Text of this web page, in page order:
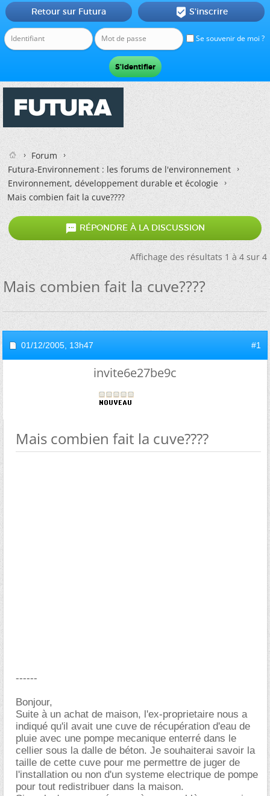
Se souvenir de moi ?
Retour sur Futura  S'inscrire
Forum
Futura-Environnement : les forums de l'environnement
Environnement, développement durable et écologie
Mais combien fait la cuve????
 RÉPONDRE À LA DISCUSSION
Affichage des résultats 1 à 4 sur 4
Mais combien fait la cuve????
01/12/2005, 13h47 #1
invite6e27be9c
Mais combien fait la cuve????
------
Bonjour,
Suite à un achat de maison, l'ex-proprietaire nous a
indiqué qu'il avait une cuve de récupération d'eau de
pluie avec une pompe mecanique enterré dans le
cellier sous la dalle de béton. Je souhaiterai savoir la
taille de cette cuve pour me permettre de juger de
l'installation ou non d'un systeme electrique de pompe
pour tout redistribuer dans la maison.